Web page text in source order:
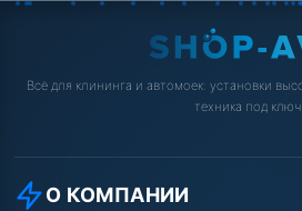
Всё для клининга и автомоек: установки
техника под ключ.
О КОМПАНИИ